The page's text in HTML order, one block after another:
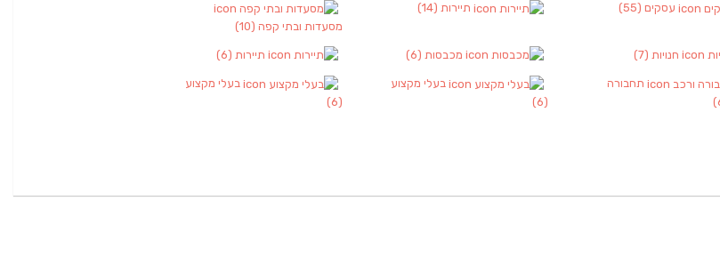
עסקים (55) תיירות (14)
מסעדות ובתי קפה (10)
חנויות (7) מכבסות (6) תיירות (6)
תחבורה
בעלי מקצוע
(6)
בעלי מקצוע
(6)